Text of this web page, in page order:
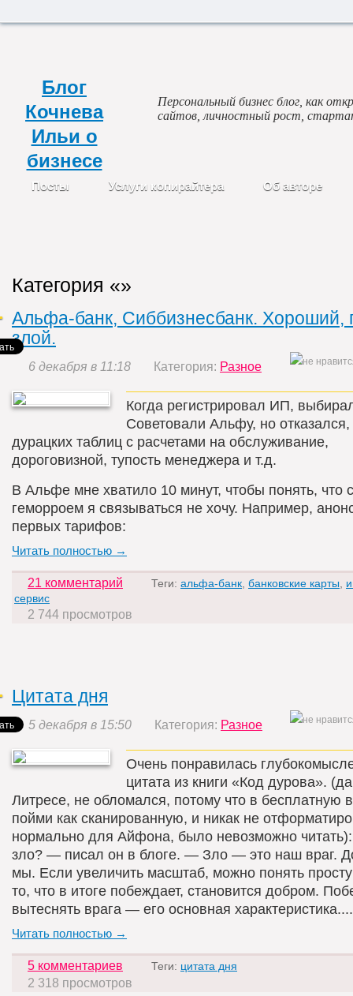
Категория «»
Альфа-банк, Сиббизнесбанк. Хороший,
злой.
6 декабря в 11:18 Категория: Разное
Когда регистрировал ИП,
Советовали Альфу, но
дурацких таблиц с расчетами на обслуживание,
дороговизной, тупость менеджера и т.д.
В Альфе мне хватило 10 минут, чтобы понять, что
геморроем я связываться не хочу. Например,
первых тарифов:
Читать полностью →
21 комментарий Теги: альфа-банк банковские карты
сервис
2 744 просмотров
Цитата дня
5 декабря в 15:50 Категория: Разное
Очень понравилась
цитата из книги «Код дурова».
Литресе, не обломался, потому что в бесплатную
пойми как сканированную, и никак не
нормально для Айфона, было невозможно читать):
зло? — писал он в блоге. — Зло — это наш враг.
мы. Если увеличить масштаб, можно понять
то, что в итоге побеждает, становится добром.
вытеснять врага — его основная характеристика....
Читать полностью →
5 комментариев Теги: цитата дня
2 318 просмотров
Блог
Кочнева
Ильи о
бизнесе
Персональный бизнес блог, как
сайтов, личностный рост,
Посты Услуги копирайтера Об авторе